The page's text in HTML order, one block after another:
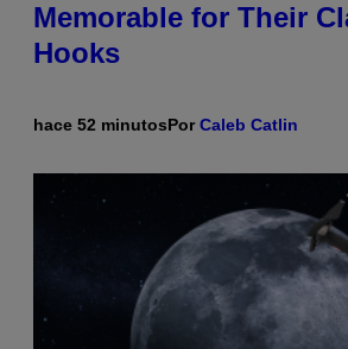
Memorable for Their
Hooks
hace 52 minutosPorCaleb Catlin